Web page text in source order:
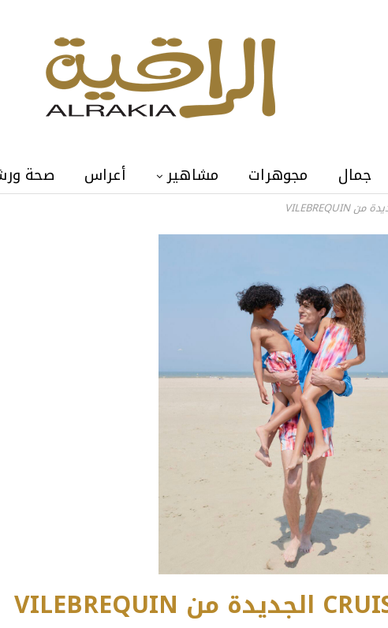
جمال مجوهرات مشاهير أعراس صحة